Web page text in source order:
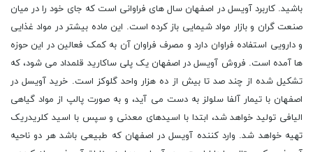
باشید. کاربرد آویسل در اصفهان سال های فراوانی است که جای خود را در میان
صنعت گران و بازار مواد شیمایی باز کرده است. این ماده بیشتر در مواد غذایی
و دارویی استفاده فراوان دارد و مصرف فراوان آن به کمک فعالین در این حوزه
ها آمده است. فروش آویسل در اصفهان یک پلی ساکارید قلمداد می شود، که
تشکیل شده از چند صد تا بیش از ده هزار واحد گلوکز است. خرید آویسل در
اصفهان با تیمار آلفا سلولز به دست می آید، و به صورت پالپ از مواد گیاهی
الیافی تولید خواهد شد، ابتدا با اسیدهای معدنی و سپس با اسید کلریدریک
تهیه خواهد شد. وارد کننده آویسل در اصفهان که طبیعی باشد هر دو ناحیه